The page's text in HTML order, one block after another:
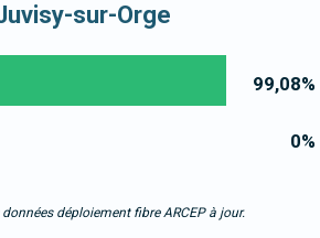
sur-Orge
99,08%
0%
déploiement fibre ARCEP à jour.